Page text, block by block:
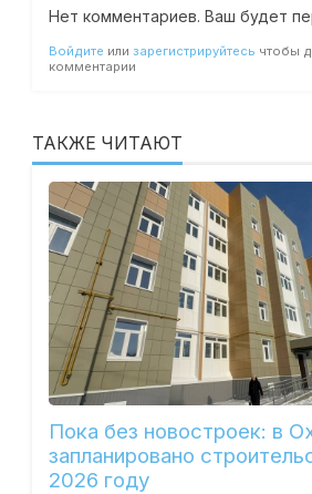
Нет комментариев. Ваш будет
Войдите или зарегистрируйтесь чтобы
комментарии
ТАКЖЕ ЧИТАЮТ
Пока без новостроек: в
запланировано
2026 году